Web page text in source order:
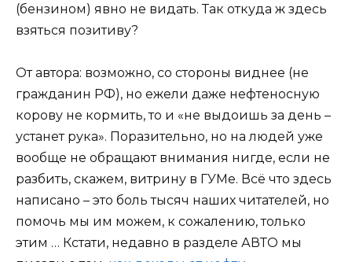
(бензином) явно не видать. Так откуда ж здесь
взяться позитиву?
От автора: возможно, со стороны виднее (не
гражданин РФ), но ежели даже нефтеносную
корову не кормить, то и «не выдоишь за день –
устанет рука». Поразительно, но на людей уже
вообще не обращают внимания нигде, если не
разбить, скажем, витрину в ГУМе. Всё что здесь
написано – это боль тысяч наших читателей, но
помочь мы им можем, к сожалению, только
этим … Кстати, недавно в разделе АВТО мы